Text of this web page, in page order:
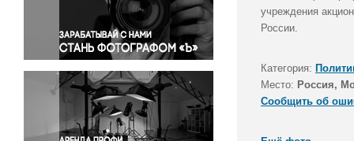
Правосудие
Происшествия и конфликты
Религия
Светская жизнь
Спорт
Экология
Экономика и бизнес
учреждения
России.
Категория:
Место: Россия,
Сообщить об